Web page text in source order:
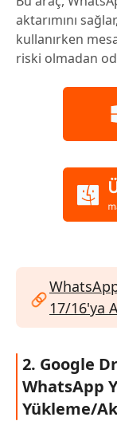
aktarımını
kullanırken
riski olmadan
17/16'ya
2. Google
WhatsApp
Yükleme/